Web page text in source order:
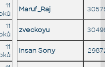
11
Maruf_Raj
11
zveckoyu
11
Insan Sony